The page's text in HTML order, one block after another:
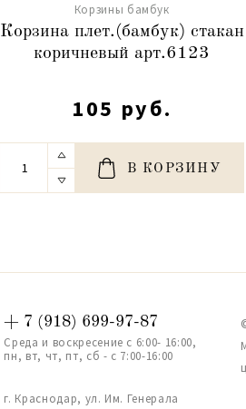
Корзины бамбук
Корзина плет.(бамбук) стакан
коричневый арт.6123
105 руб.
В КОРЗИНУ
+ 7 (918) 699-97-87
Среда и воскресение с 6:00- 16:00,
пн, вт, чт, пт, сб - с 7:00-16:00
г. Краснодар, ул. Им. Генерала